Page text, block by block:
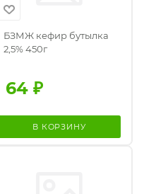
БЗМЖ кефир бутылка
2,5% 450г
64₽
В КОРЗИНУ